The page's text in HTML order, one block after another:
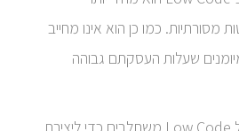
מסורתיות. כמו כן הוא אינו מחייב
שעלות העסקתם גבוהה